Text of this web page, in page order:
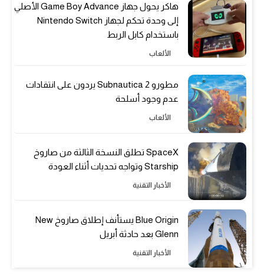
هاكر يحول جهاز Game Boy Advance الأصلي
إلى وحدة تحكم لجهاز Nintendo Switch
باستخدام كابل الربط
الألعاب
مطورو Subnautica 2 يردون على انتقادات
عدم وجود أسلحة
الألعاب
SpaceX تطلق النسخة الثالثة من صاروخ
Starship وتواجه تحديات أثناء العودة
الأخبار التقنية
Blue Origin يستأنف إطلاق صاروخ New
Glenn بعد حادثة أبريل
الأخبار التقنية